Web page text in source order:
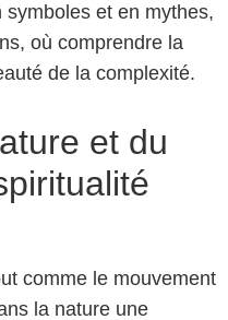
et en mythes,
où comprendre la
de la complexité.
et du
comme le mouvement
la nature une